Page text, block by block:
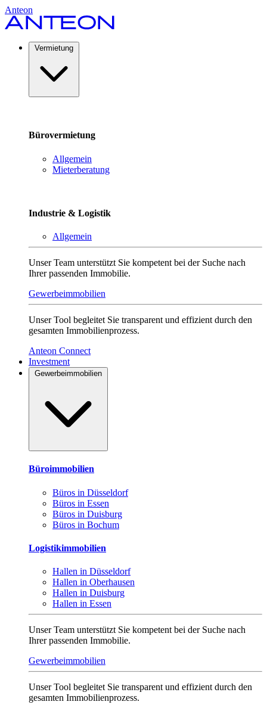
Anteon
Vermietung
Bürovermietung
Allgemein
Mieterberatung
Industrie & Logistik
Allgemein
Unser Team unterstützt Sie kompetent bei der Suche nach
Ihrer passenden Immobilie.
Gewerbeimmobilien
Unser Tool begleitet Sie transparent und effizient durch den
gesamten Immobilienprozess.
Anteon Connect
Investment
Gewerbeimmobilien
Büroimmobilien
Büros in Düsseldorf
Büros in Essen
Büros in Duisburg
Büros in Bochum
Logistikimmobilien
Hallen in Düsseldorf
Hallen in Oberhausen
Hallen in Duisburg
Hallen in Essen
Unser Team unterstützt Sie kompetent bei der Suche nach
Ihrer passenden Immobilie.
Gewerbeimmobilien
Unser Tool begleitet Sie transparent und effizient durch den
gesamten Immobilienprozess.